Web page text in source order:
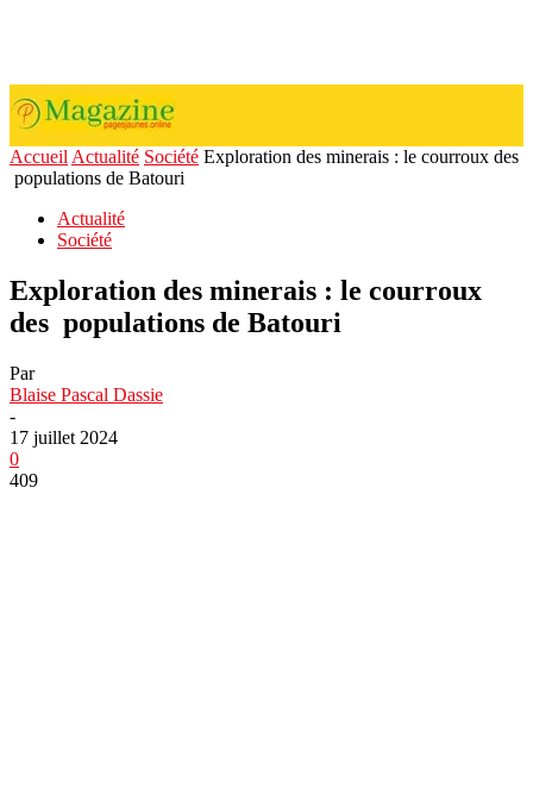
Accueil Actualité Société Exploration des minerais : le courroux des
populations de Batouri
Actualité
Société
Exploration des minerais : le courroux
des populations de Batouri
Par
Blaise Pascal Dassie
-
17 juillet 2024
0
409